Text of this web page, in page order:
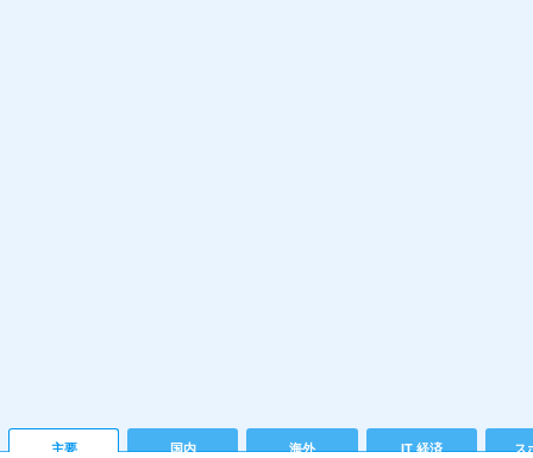
主要 国内 海外 IT 経済 ス